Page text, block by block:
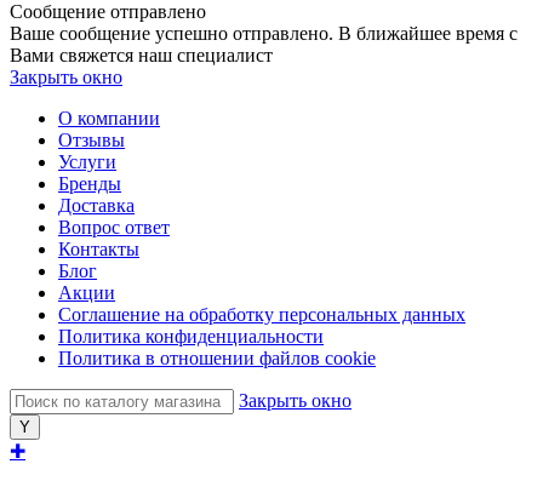
Сообщение отправлено
Ваше сообщение успешно отправлено. В ближайшее время с
Вами свяжется наш специалист
Закрыть окно
О компании
Отзывы
Услуги
Бренды
Доставка
Вопрос ответ
Контакты
Блог
Акции
Соглашение на обработку персональных данных
Политика конфиденциальности
Политика в отношении файлов cookie
Закрыть окно
✚